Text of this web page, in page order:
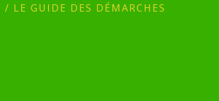
/ LE GUIDE DES DÉMARCHES